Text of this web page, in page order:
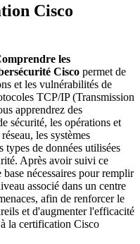
Cisco
les
Cisco permet de
et les vulnérabilités de
TCP/IP (Transmission
apprendrez des
sécurité, les opérations et
les systèmes
de données utilisées
Après avoir suivi ce
nécessaires pour remplir
associé dans un centre
afin de renforcer le
et d'augmenter l'efficacité
la certification Cisco